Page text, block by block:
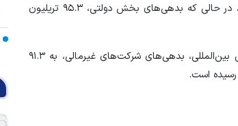
بدهی خانوار‌ها در سال گذشته، به ۶۰.۱ تریلیون دلار رسید، در حالی که بدهی‌های بخش دولتی، ۹۵.۳ تریلیون
خبرگزاری آناتولی گزارش کرد، بر اساس گزارش موسسه مالی بین‌المللی، بدهی‌های شرکت‌های غیرمالی، به ۹۱.۳